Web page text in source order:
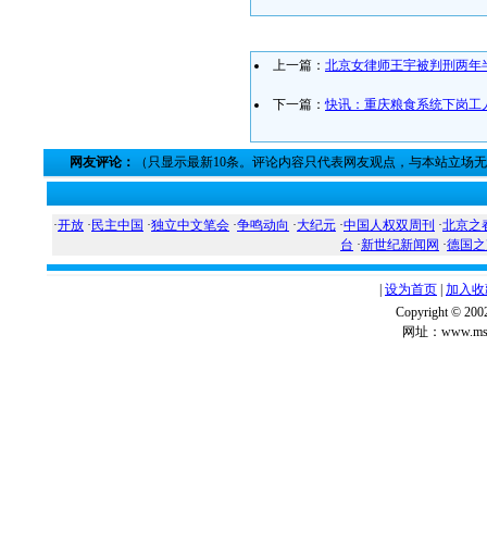
上一篇： 北京女律师王宇被判刑两年
下一篇：快讯：重庆粮食系统下岗工
网友评论： （只显示最新10条。评论内容只代表网友观点，与本站立场
·开放 · 民主中国 ·独立中文笔会 ·争鸣动向 ·大纪元 ·中国人权双周刊 ·北京之
台 ·新世纪新闻网 ·德国
设为首页 加入
Copyright ©
网址：